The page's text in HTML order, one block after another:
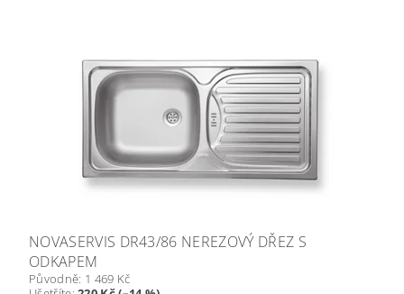
NOVASERVIS DR43/86 NEREZOVÝ DŘEZ S
ODKAPEM
Původně: 1 469 Kč